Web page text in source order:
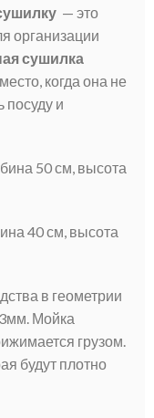
— это
организации
сушилка
когда она не
посуду и
50 см, высота
40 см, высота
в геометрии
Мойка
грузом.
будут плотно